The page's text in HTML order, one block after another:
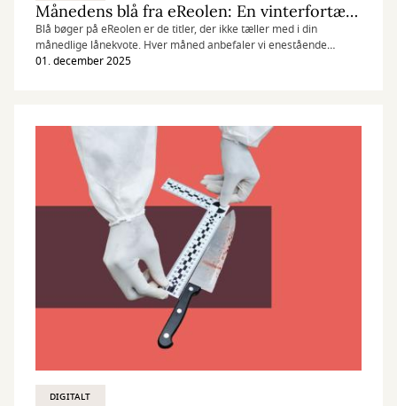
Månedens blå fra eReolen: En vinterfortælling om sorg og håb
Blå bøger på eReolen er de titler, der ikke tæller med i din
månedlige lånekvote. Hver måned anbefaler vi enestående
læseoplevelser, der fortjener mere opmærksomhed.
01. december 2025
DIGITALT